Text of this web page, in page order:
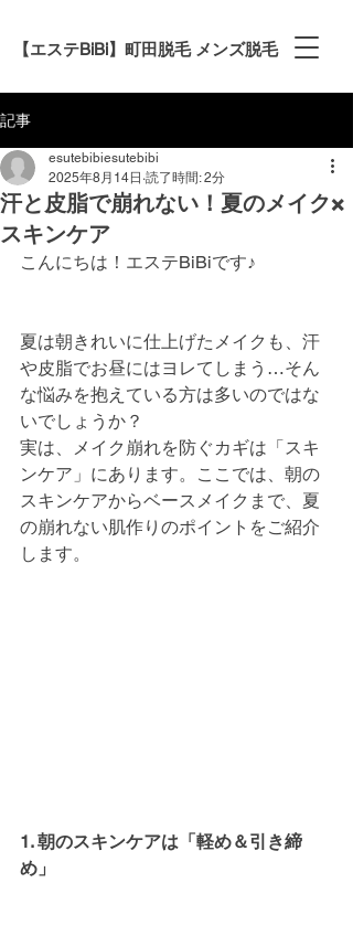
【エステBiBi】町田脱毛 メンズ脱毛
記事
汗と皮脂で崩れない！夏のメイク×
スキンケア
esutebibiesutebibi
2025年8月14日 読了時間: 2分
こんにちは！エステBiBiです♪
夏は朝きれいに仕上げたメイクも、汗
や皮脂でお昼にはヨレてしまう…そん
な悩みを抱えている方は多いのではな
いでしょうか？
実は、メイク崩れを防ぐカギは「スキ
ンケア」にあります。ここでは、朝の
スキンケアからベースメイクまで、夏
の崩れない肌作りのポイントをご紹介
します。
1. 朝のスキンケアは「軽め＆引き締
め」